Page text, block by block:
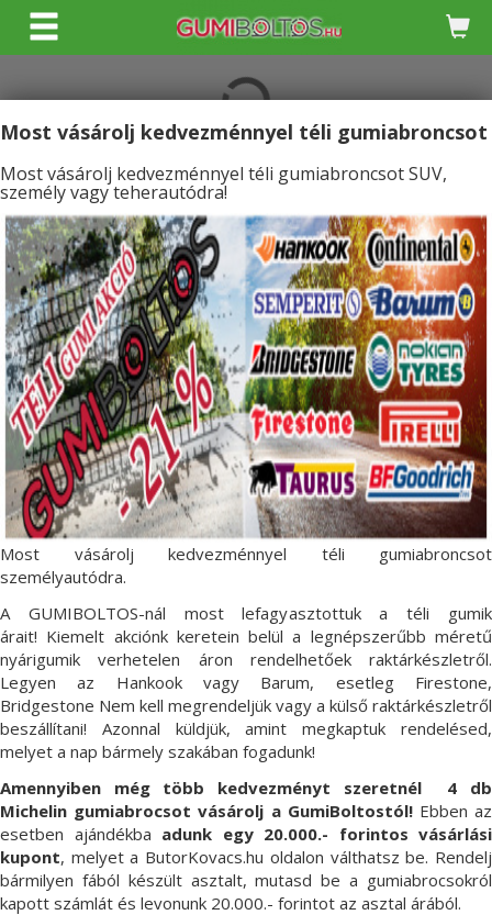
KERESÉS
Most vásárolj kedvezménnyel téli gumiabroncsot
Most vásárolj kedvezménnyel téli gumiabroncsot SUV,
személy vagy teherautódra!
Most vásárolj kedvezménnyel téli gumiabroncsot
személyautódra.
A GUMIBOLTOS-nál most lefagyasztottuk a téli gumik
árait! Kiemelt akciónk keretein belül a legnépszerűbb méretű
nyárigumik verhetelen áron rendelhetőek raktárkészletről.
Legyen az Hankook vagy Barum, esetleg Firestone,
Bridgestone Nem kell megrendeljük vagy a külső raktárkészletről
beszállítani! Azonnal küldjük, amint megkaptuk rendelésed,
melyet a nap bármely szakában fogadunk!
Amennyiben még több kedvezményt szeretnél 4 db
Michelin gumiabrocsot vásárolj a GumiBoltostól! Ebben az
esetben ajándékba adunk egy 20.000.- forintos vásárlási
kupont, melyet a ButorKovacs.hu oldalon válthatsz be. Rendelj
bármilyen fából készült asztalt, mutasd be a gumiabrocsokról
kapott számlát és levonunk 20.000.- forintot az asztal árából.